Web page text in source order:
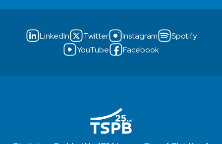
LinkedIn Twitter Instagram
Spotify
YouTube
Facebook